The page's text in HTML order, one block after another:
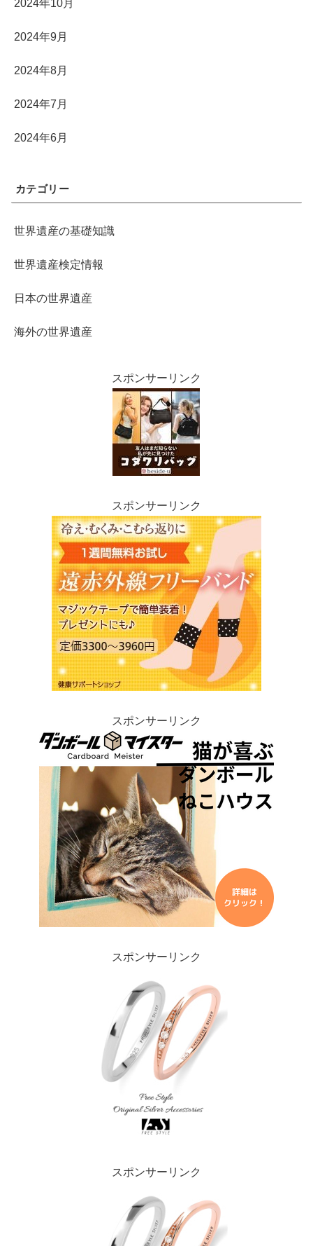
2024年10月
2024年9月
2024年8月
2024年7月
2024年6月
カテゴリー
世界遺産の基礎知識
世界遺産検定情報
日本の世界遺産
海外の世界遺産
スポンサーリンク
スポンサーリンク
スポンサーリンク
スポンサーリンク
スポンサーリンク